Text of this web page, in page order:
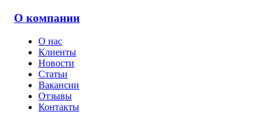
О компании
О нас
Клиенты
Новости
Статьи
Вакансии
Отзывы
Контакты